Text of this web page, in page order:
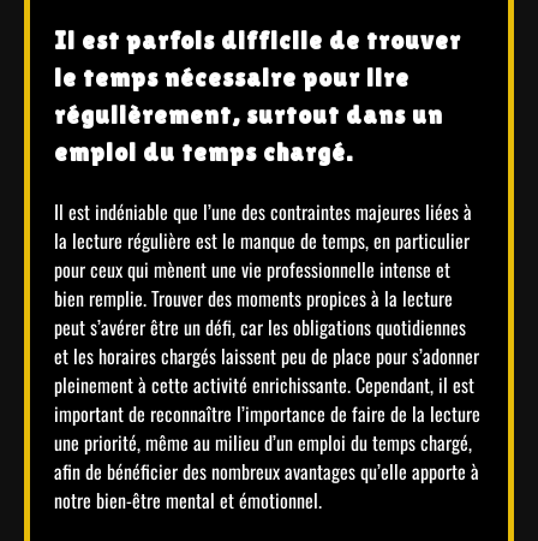
Il est parfois difficile de trouver
le temps nécessaire pour lire
régulièrement, surtout dans un
emploi du temps chargé.
Il est indéniable que l’une des contraintes majeures liées à
la lecture régulière est le manque de temps, en particulier
pour ceux qui mènent une vie professionnelle intense et
bien remplie. Trouver des moments propices à la lecture
peut s’avérer être un défi, car les obligations quotidiennes
et les horaires chargés laissent peu de place pour s’adonner
pleinement à cette activité enrichissante. Cependant, il est
important de reconnaître l’importance de faire de la lecture
une priorité, même au milieu d’un emploi du temps chargé,
afin de bénéficier des nombreux avantages qu’elle apporte à
notre bien-être mental et émotionnel.